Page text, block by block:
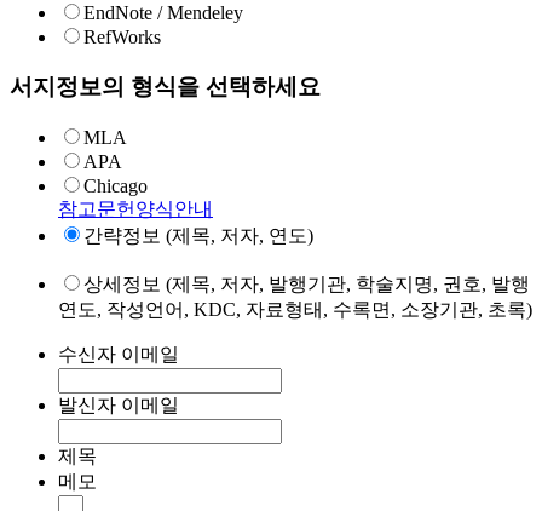
EndNote / Mendeley
RefWorks
서지정보의 형식을 선택하세요
MLA
APA
Chicago
참고문헌양식안내
간략정보 (제목, 저자, 연도)
상세정보 (제목, 저자, 발행기관, 학술지명, 권호, 발행
연도, 작성언어, KDC, 자료형태, 수록면, 소장기관, 초록)
수신자 이메일
발신자 이메일
제목
메모